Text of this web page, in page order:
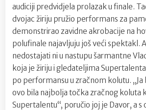
audiciji predvidjela prolazak u finale.
dvojac žiriju pružio performans za
demonstrirao zavidne akrobacije na
polufinale najavljuju još veći spektakl.
nedostajati ni u nastupu šarmantne
koja je žiriju i gledateljima
po performansu u zračnom kolutu. „Ja
ovo bila najbolja točka zračnog koluta
Supertalentu“, poručio joj je Davor, a s